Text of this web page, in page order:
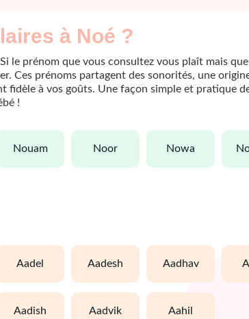
à Noé ?
le prénom que vous consultez vous plaît mais que
Ces prénoms partagent des sonorités, une
fidèle à vos goûts. Une façon simple et pratique
!
nouam noor nowa
aadel aadesh aadhav
aadish aadvik aahil